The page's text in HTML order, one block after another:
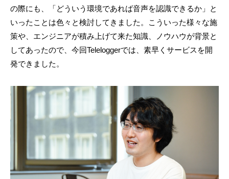
の際にも、「どういう環境であれば音声を認識できるか」と
いったことは色々と検討してきました。こういった様々な施
策や、エンジニアが積み上げて来た知識、ノウハウが背景と
してあったので、今回Teleloggerでは、素早くサービスを開
発できました。